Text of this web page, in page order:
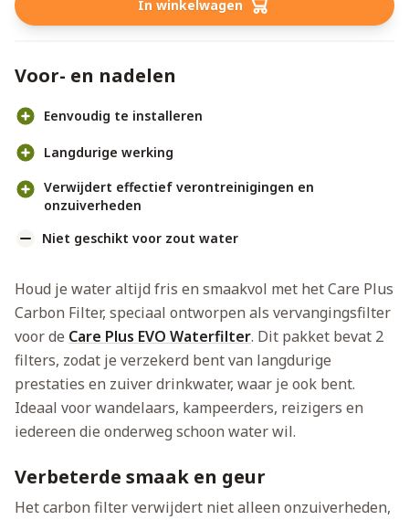
In winkelwagen
Voor- en nadelen
Eenvoudig te installeren
Langdurige werking
Verwijdert effectief verontreinigingen en
onzuiverheden
Niet geschikt voor zout water
Houd je water altijd fris en smaakvol met het Care Plus
Carbon Filter, speciaal ontworpen als vervangingsfilter
voor de Care Plus EVO Waterfilter. Dit pakket bevat 2
filters, zodat je verzekerd bent van langdurige
prestaties en zuiver drinkwater, waar je ook bent.
Ideaal voor wandelaars, kampeerders, reizigers en
iedereen die onderweg schoon water wil.
Verbeterde smaak en geur
Het carbon filter verwijdert niet alleen onzuiverheden,